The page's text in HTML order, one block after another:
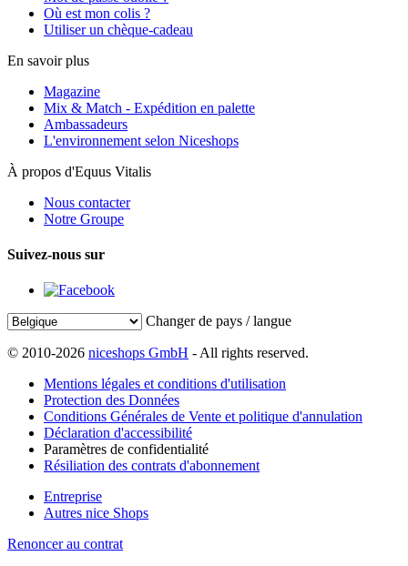
Où est mon colis ?
Utiliser un chèque-cadeau
En savoir plus
Magazine
Mix & Match - Expédition en palette
Ambassadeurs
L'environnement selon Niceshops
À propos d'Equus Vitalis
Nous contacter
Notre Groupe
Suivez-nous sur
Changer de pays / langue
© 2010-2026 niceshops GmbH - All rights reserved.
Mentions légales et conditions d'utilisation
Protection des Données
Conditions Générales de Vente et politique d'annulation
Déclaration d'accessibilité
Paramètres de confidentialité
Résiliation des contrats d'abonnement
Entreprise
Autres nice Shops
Renoncer au contrat